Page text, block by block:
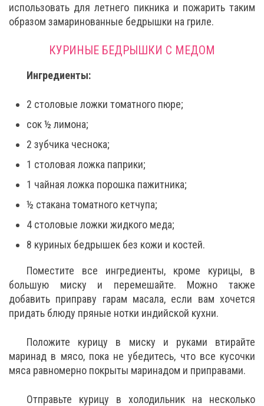
использовать для летнего пикника и пожарить таким
образом замаринованные бедрышки на гриле.
КУРИНЫЕ БЕДРЫШКИ С МЕДОМ
Ингредиенты:
2 столовые ложки томатного пюре;
сок ½ лимона;
2 зубчика чеснока;
1 столовая ложка паприки;
1 чайная ложка порошка пажитника;
½ стакана томатного кетчупа;
4 столовые ложки жидкого меда;
8 куриных бедрышек без кожи и костей.
Поместите все ингредиенты, кроме курицы, в
большую миску и перемешайте. Можно также
добавить приправу гарам масала, если вам хочется
придать блюду пряные нотки индийской кухни.
Положите курицу в миску и руками втирайте
маринад в мясо, пока не убедитесь, что все кусочки
мяса равномерно покрыты маринадом и приправами.
Отправьте курицу в холодильник на несколько